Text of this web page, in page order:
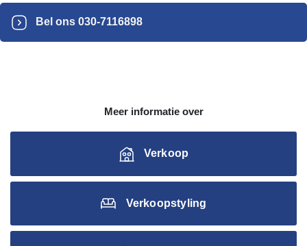
Bel ons 030-7116898
Meer informatie over
Verkoop
Verkoopstyling